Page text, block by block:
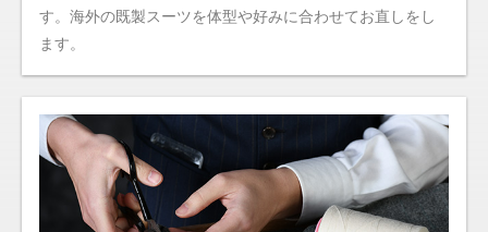
す。海外の既製スーツを体型や好みに合わせてお直しをし
ます。